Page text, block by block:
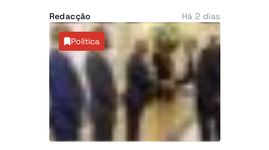
Investigação Criminal (SIC) anunciou,
esta sexta-feira, a detenção de três
cidadãos angolanos suspeitos de
envolvimento no caso, que expôs
uma alegada rede internacional de
tráfico de estupefacientes com
ligações ao Brasil.
Redacção Há 2 dias
Política